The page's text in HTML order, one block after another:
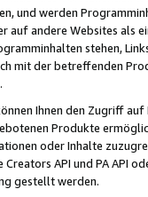
und werden
auf andere Websites als
stehen,
mit der betreffenden
Ihnen den Zugriff
Produkte
oder Inhalte
API und PA API
gestellt werden.